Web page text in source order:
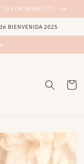
$85 OR MORE🤍🤍
BIENVENIDA 2025
Carrito